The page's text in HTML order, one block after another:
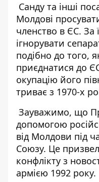
Санду та інші
Молдові
членство в ЄС.
ігнорувати
подібно до того,
приєднатися до
окупацію його
триває з 1970-х
Зауважимо, що
допомогою
від Молдови під
Союзу. Це
конфлікту з
армією 1992 року.